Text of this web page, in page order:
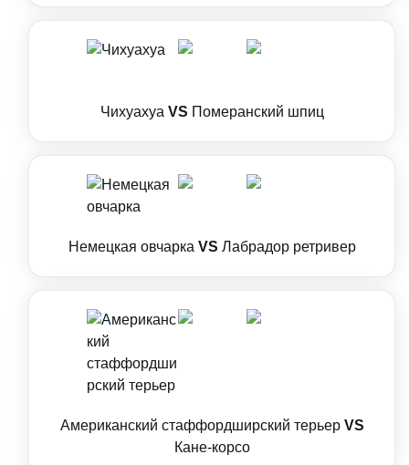
Чихуахуа VS Померанский шпиц
Немецкая овчарка VS Лабрадор ретривер
Американский стаффордширский терьер VS
Кане-корсо